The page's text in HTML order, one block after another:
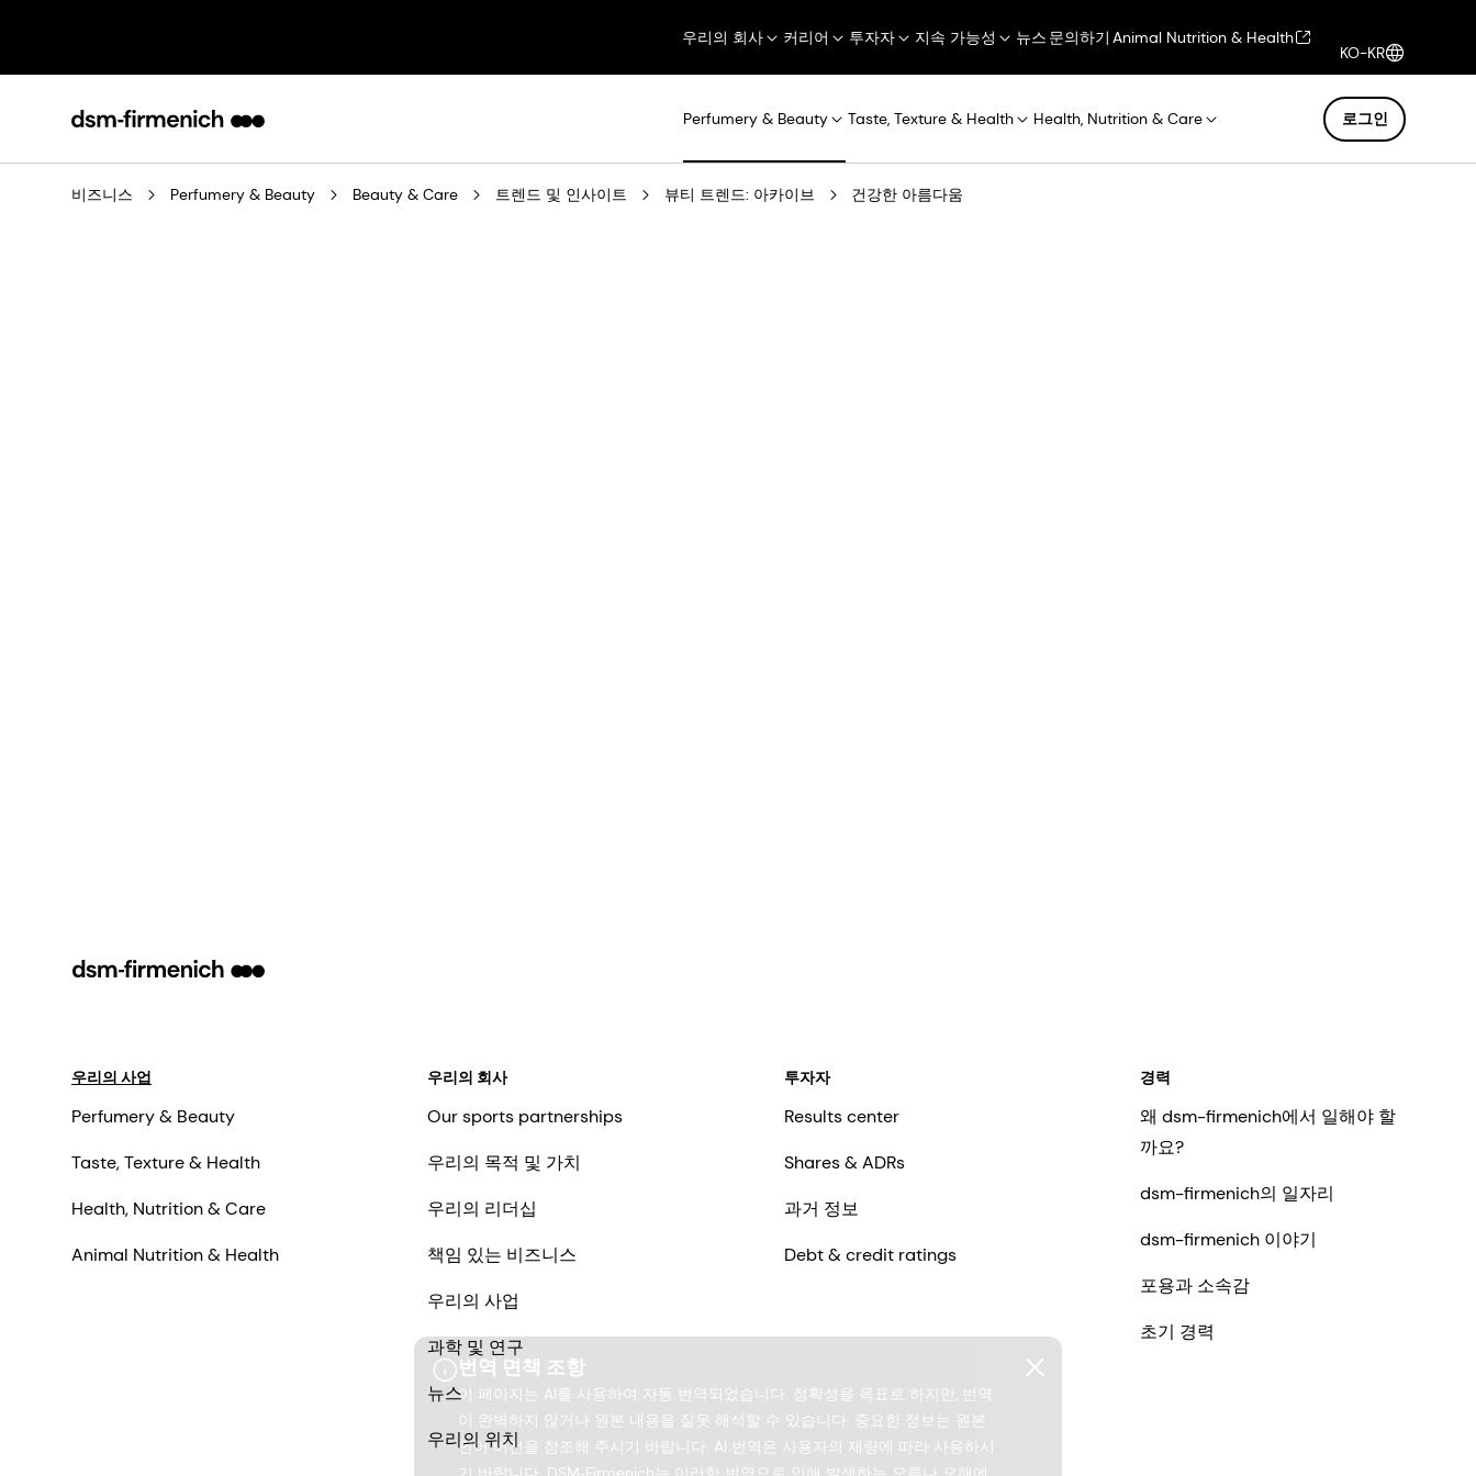
우리의 회사 커리어 투자자 지속 가능성 뉴스 문의하기 Animal Nutrition & Health
KO-KR
Perfumery & Beauty Taste, Texture & Health Health, Nutrition & Care 로그인
비즈니스 Perfumery & Beauty Beauty & Care 트렌드 및 인사이트 뷰티 트렌드: 아카이브 건강한 아름다움
번역 면책 조항
이 페이지는 AI를 사용하여 자동 번역되었습니다. 정확성을 목표로 하지만, 번역
이 완벽하지 않거나 원본 내용을 잘못 해석할 수 있습니다. 중요한 정보는 원본
언어 버전을 참조해 주시기 바랍니다. AI 번역은 사용자의 재량에 따라 사용하시
우리의 사업
Perfumery & Beauty
Taste, Texture & Health
Health, Nutrition & Care
Animal Nutrition & Health
우리의 회사
Our sports partnerships
우리의 목적 및 가치
우리의 리더십
책임 있는 비즈니스
우리의 사업
과학 및 연구
뉴스
우리의 위치
투자자
Results center
Shares & ADRs
과거 정보
Debt & credit ratings
경력
왜 dsm-firmenich에서 일해야 할
까요?
dsm-firmenich의 일자리
dsm-firmenich 이야기
포용과 소속감
초기 경력